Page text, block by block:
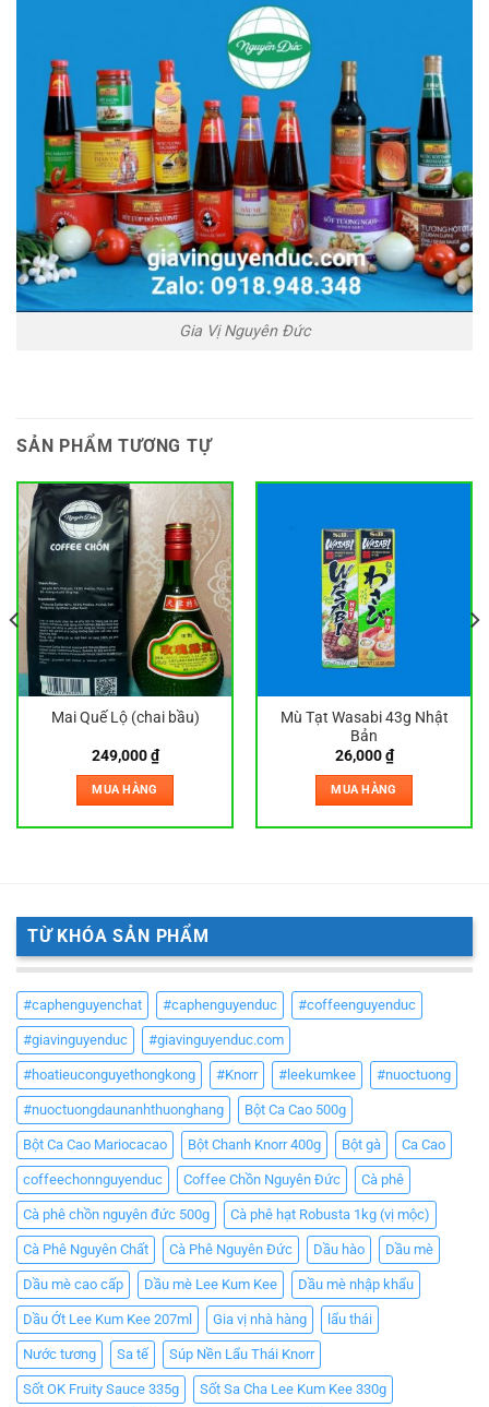
Gia Vị Nguyên Đức
SẢN PHẨM TƯƠNG TỰ
Mai Quế Lộ (chai bầu)
249,000₫
MUA HÀNG
Mù Tạt Wasabi 43g Nhật
Bản
26,000₫
MUA HÀNG
TỪ KHÓA SẢN PHẨM
#caphenguyenchat #caphenguyenduc #coffeenguyenduc
#giavinguyenduc #giavinguyenduc.com
#hoatieuconguyethongkong #Knorr #leekumkee #nuoctuong
#nuoctuongdaunanhthuonghang Bột Ca Cao 500g
Bột Ca Cao Mariocacao Bột Chanh Knorr 400g Bột gà Ca Cao
coffeechonnguyenduc Coffee Chồn Nguyên Đức Cà phê
Cà phê chồn nguyên đức 500g Cà phê hạt Robusta 1kg (vị mộc)
Cà Phê Nguyên Chất Cà Phê Nguyên Đức Dầu hào Dầu mè
Dầu mè cao cấp Dầu mè Lee Kum Kee Dầu mè nhập khẩu
Dầu Ớt Lee Kum Kee 207ml Gia vị nhà hàng lẩu thái
Nước tương Sa tế Súp Nền Lẩu Thái Knorr
Sốt OK Fruity Sauce 335g Sốt Sa Cha Lee Kum Kee 330g